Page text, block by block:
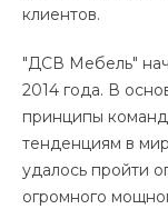
клиентов.
"ДСВ Мебель"
2014 года. В
принципы
тенденциям в
удалось пройти
огромного